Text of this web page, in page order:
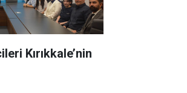
Kırıkkale’nin